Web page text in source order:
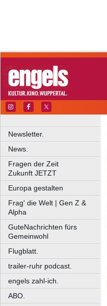
Newsletter.
News.
Fragen der Zeit
Zukunft JETZT
Europa gestalten
Frag' die Welt | Gen Z &
Alpha
GuteNachrichten fürs
Gemeinwohl
Flugblatt.
trailer-ruhr podcast.
engels zahl-ich.
ABO.